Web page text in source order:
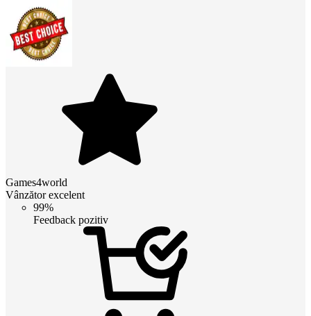
Games4world
Vânzător excelent
99%
Feedback pozitiv